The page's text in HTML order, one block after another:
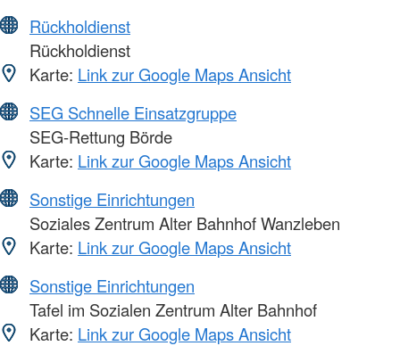
Rückholdienst
Rückholdienst
Karte: Link zur Google Maps Ansicht
SEG Schnelle Einsatzgruppe
SEG-Rettung Börde
Karte: Link zur Google Maps Ansicht
Sonstige Einrichtungen
Soziales Zentrum Alter Bahnhof Wanzleben
Karte: Link zur Google Maps Ansicht
Sonstige Einrichtungen
Tafel im Sozialen Zentrum Alter Bahnhof
Karte: Link zur Google Maps Ansicht